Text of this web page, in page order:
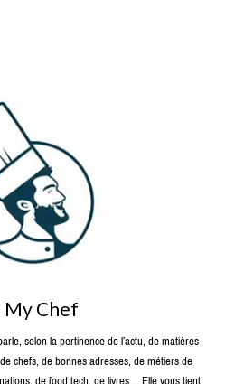
My Chef
selon la pertinence de l’actu, de matières
chefs, de bonnes adresses, de métiers de